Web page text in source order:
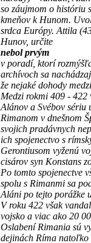
so záujmom o históriu
kmeňov k Hunom.
srdca Európy. Attila
Hunov, určite
nebol prvým
v poradí, ktorí
archívoch sa
že nejaké dohody
Medzi rokmi 409 - 422
Alánov a Svébov sériu
Rimanom v dnešnom
svojich pradávnych
ich spojenectvo s
Gerontiusom vyženú
cisárov syn Konstans
Po tomto spojenectve
spolu s Rimanmi sa
Aláni po tejto porážke
V roku 422 však
vojsko a viac ako 20
Oslabení Rimania sú
dejinách Ríma natoľko